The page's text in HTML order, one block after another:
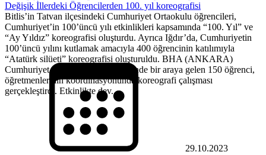
Değişik İllerdeki Öğrencilerden 100. yıl koreografisi
Bitlis’in Tatvan ilçesindeki Cumhuriyet Ortaokulu öğrencileri,
Cumhuriyet’in 100’üncü yılı etkinlikleri kapsamında “100. Yıl” ve
“Ay Yıldız” koreografisi oluşturdu. Ayrıca Iğdır’da, Cumhuriyetin
100’üncü yılını kutlamak amacıyla 400 öğrencinin katılımıyla
“Atatürk silüeti” koreografisi oluşturuldu. BHA (ANKARA)
Cumhuriyet Ortaokulunun bahçesinde bir araya gelen 150 öğrenci,
öğretmenlerinin koordinasyonunda koreografi çalışması
gerçekleştirdi. Etkinlikte dev...
29.10.2023